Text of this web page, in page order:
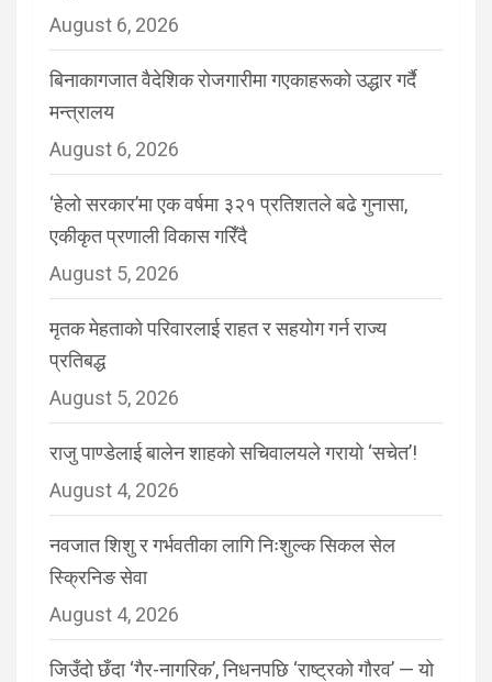
August 6, 2026
बिनाकागजात वैदेशिक रोजगारीमा गएकाहरूको उद्धार गर्दै
मन्त्रालय
August 6, 2026
‘हेलो सरकार’मा एक वर्षमा ३२१ प्रतिशतले बढे गुनासा,
एकीकृत प्रणाली विकास गरिँदै
August 5, 2026
मृतक मेहताको परिवारलाई राहत र सहयोग गर्न राज्य
प्रतिबद्ध
August 5, 2026
राजु पाण्डेलाई बालेन शाहको सचिवालयले गरायो ‘सचेत’!
August 4, 2026
नवजात शिशु र गर्भवतीका लागि निःशुल्क सिकल सेल
स्क्रिनिङ सेवा
August 4, 2026
जिउँदो छँदा ‘गैर-नागरिक’, निधनपछि ‘राष्ट्रको गौरव’ — यो